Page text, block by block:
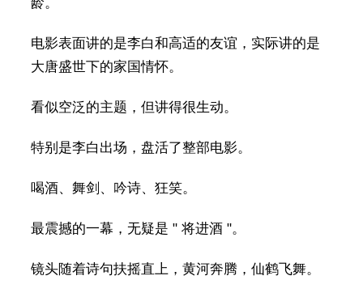
电影表面讲的是李白和高适的友谊，实际讲的是
大唐盛世下的家国情怀。
看似空泛的主题，但讲得很生动。
特别是李白出场，盘活了整部电影。
喝酒、舞剑、吟诗、狂笑。
最震撼的一幕，无疑是 " 将进酒 "。
镜头随着诗句扶摇直上，黄河奔腾，仙鹤飞舞。